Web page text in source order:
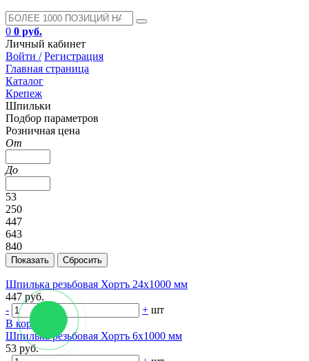
0 0 руб.
Личный кабинет
Войти / Регистрация
Главная страница
Каталог
Крепеж
Шпильки
Подбор параметров
Розничная цена
От
До
53
250
447
643
840
Шпилька резьбовая Хортъ 24х1000 мм
447 руб.
-
+ шт
В корзину
Шпилька резьбовая Хортъ 6х1000 мм
53 руб.